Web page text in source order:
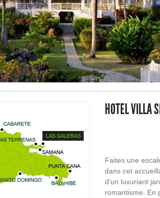
HOTEL VILLA
Faites une
dans cet
d'un luxuriant
romantisme. En